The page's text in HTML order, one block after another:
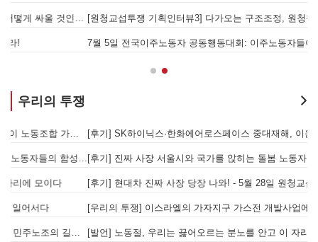
[원청교섭투쟁 기획인터뷰3] 다가오는 구조조정, 원청책임 부품·서열노동자 총고용 보장을 요구하며 공동파업에 나섭시다! - 현대
7월 5일 전국이주노동자 공동행동대회: 이주노동자들이 노동조합 가입을 선언하다
우리의 투쟁
[후기] SK하이닉스·한화에어로스페이스 중대재해, 이윤 위해 생명안전을 위협하는 '첨단산업' 자본을 규탄하다
[후기] 진짜 사장 서울시와 국가를 앉히는 돌봄 노동자 투쟁을 위해
[후기] 현대차 진짜 사장 당장 나와! - 5월 28일 원청교섭 불응 현대차 규탄 금속노조 결의대회
[우리의 투쟁] 이스라엘의 가자지구 가스전 개발사업에 참여하는 한국석유공사 규탄 기자회견이 열리다.
[발언] 노동절, 우리는 끓어오르는 분노를 안고 이 자리에 섰습니다